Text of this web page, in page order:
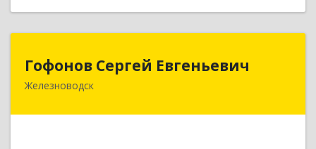
Гофонов Сергей Евгеньевич
Железноводск
Гофонов Сергей Евгеньевич